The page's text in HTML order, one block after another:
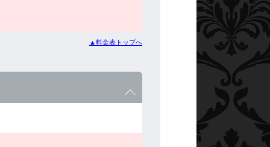
▲料金表トップへ